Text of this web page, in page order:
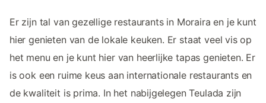
Er zijn tal van gezellige restaurants in Moraira en je kunt
hier genieten van de lokale keuken. Er staat veel vis op
het menu en je kunt hier van heerlijke tapas genieten. Er
is ook een ruime keus aan internationale restaurants en
de kwaliteit is prima. In het nabijgelegen Teulada zijn